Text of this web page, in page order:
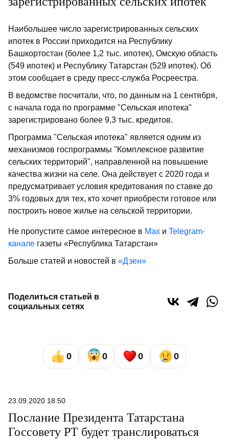
Наибольшее число зарегистрированных сельских
ипотек в России приходится на Республику
Башкортостан (более 1,2 тыс. ипотек), Омскую область
(549 ипотек) и Республику Татарстан (529 ипотек). Об
этом сообщает в среду пресс-служба Росреестра.
В ведомстве посчитали, что, по данным на 1 сентября,
с начала года по программе "Сельская ипотека"
зарегистрировано более 9,3 тыс. кредитов.
Программа "Сельская ипотека" является одним из
механизмов госпрограммы "Комплексное развитие
сельских территорий", направленной на повышение
качества жизни на селе. Она действует с 2020 года и
предусматривает условия кредитования по ставке до
3% годовых для тех, кто хочет приобрести готовое или
построить новое жилье на сельской территории.
Не пропустите самое интересное в Max и Telegram-
канале газеты «Республика Татарстан»
Больше статей и новостей в «Дзен»
Поделиться статьей в
социальных сетях
0 0 0 0
23.09.2020 18:50
Послание Президента Татарстана
Госсовету РТ будет транслироваться